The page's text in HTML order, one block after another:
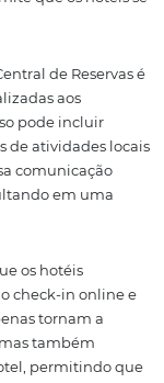
Reservas
seus clientes e
um controle
se concentrar na
em todos os
construir uma